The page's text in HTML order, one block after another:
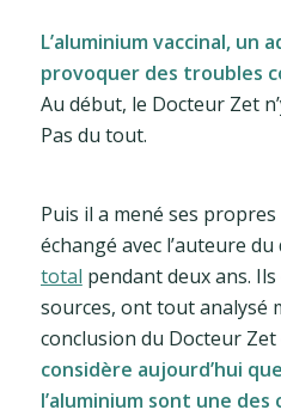
L’aluminium vaccinal, un
provoquer des troubles
Au début, le Docteur Zet
Pas du tout.
Puis il a mené ses
échangé avec l’auteure
total pendant deux ans.
sources, ont tout analysé
conclusion du Docteur Zet
considère aujourd’hui
l’aluminium sont une des